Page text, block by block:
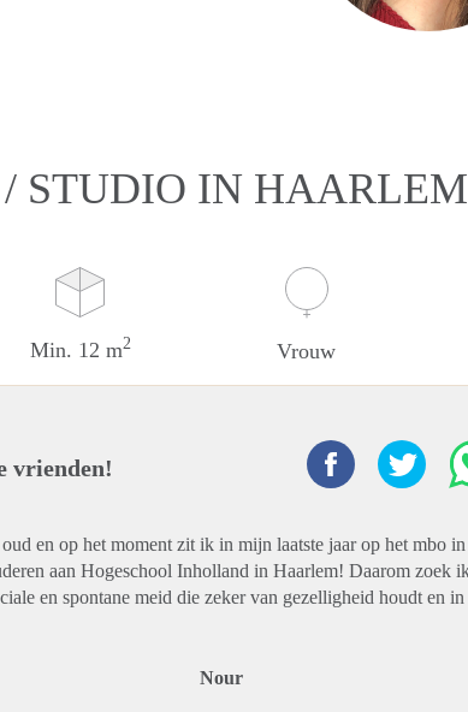
STUDIO IN HAARLEM
Min. 12 m2 Vrouw
vrienden!
en op het moment zit ik in mijn laatste jaar op het mbo
aan Hogeschool Inholland in Haarlem! Daarom zoek
en spontane meid die zeker van gezelligheid houdt en
Nour